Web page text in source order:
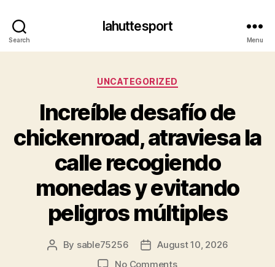
Search
lahuttesport
Menu
Categories
UNCATEGORIZED
Increíble desafío de
chickenroad, atraviesa la
calle recogiendo
monedas y evitando
peligros múltiples
Post
By sable75256
PostAugust 10, 2026
No Commentson